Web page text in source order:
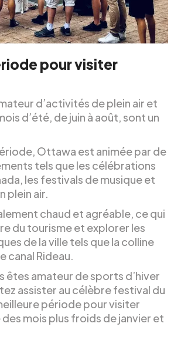
pour visiter
d’activités de plein air et
d’été, de juin à août, sont un
Ottawa est animée par de
tels que les célébrations
les festivals de musique et
plein air.
chaud et agréable, ce qui
du tourisme et explorer les
de la ville tels que la colline
canal Rideau.
êtes amateur de sports d’hiver
assister au célèbre festival du
période pour visiter
mois plus froids de janvier et